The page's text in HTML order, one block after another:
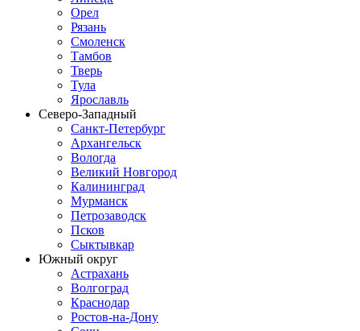
Орел
Рязань
Смоленск
Тамбов
Тверь
Тула
Ярославль
Северо-Западный
Санкт-Петербург
Архангельск
Вологда
Великий Новгород
Калининград
Мурманск
Петрозаводск
Псков
Сыктывкар
Южный округ
Астрахань
Волгоград
Краснодар
Ростов-на-Дону